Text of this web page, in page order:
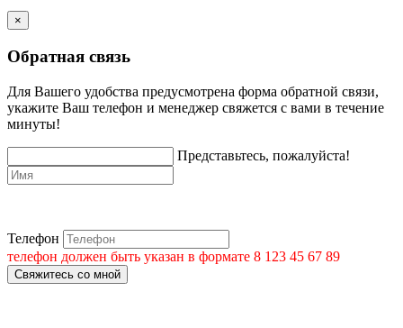
×
Обратная связь
Для Вашего удобства предусмотрена форма обратной связи,
укажите Ваш телефон и менеджер свяжется с вами в течение
минуты!
Представьтесь, пожалуйста!
Телефон
телефон должен быть указан в формате 8 123 45 67 89
Свяжитесь со мной